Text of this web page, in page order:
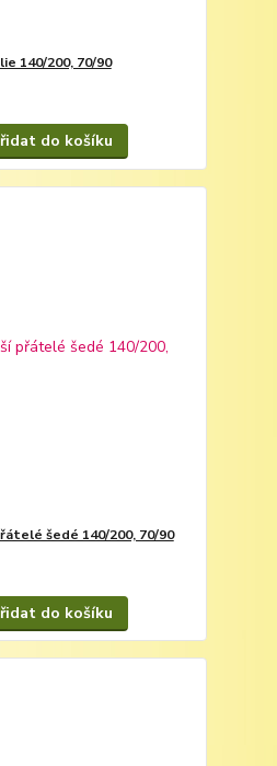
140/200, 70/90
do košíku
šedé 140/200, 70/90
do košíku